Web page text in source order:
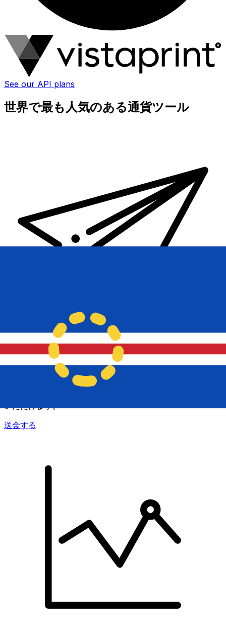
See our API plans
世界で最も人気のある通貨ツール
Xe 国際送金
オンラインの送金が迅速、安全、簡単に行えます。ライブの
送金する